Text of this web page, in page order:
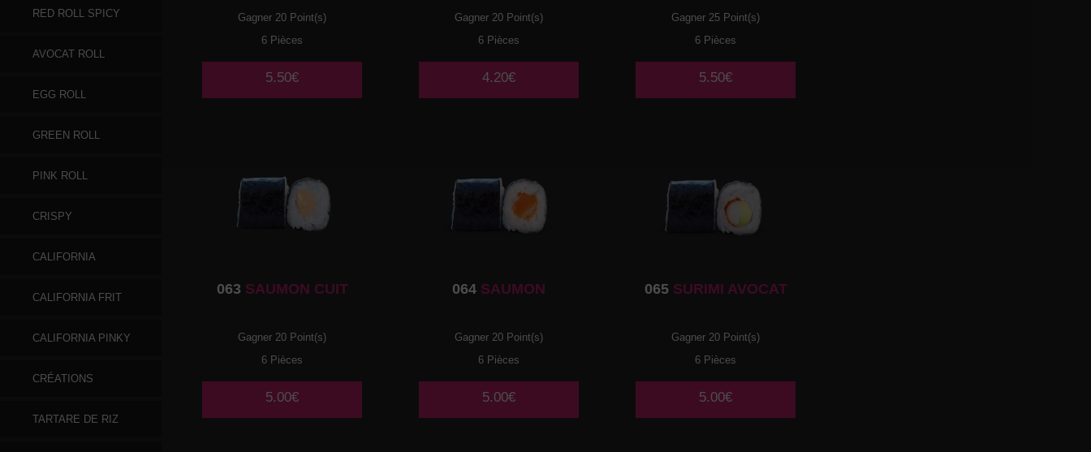
RED ROLL SPICY
AVOCAT ROLL
EGG ROLL
GREEN ROLL
PINK ROLL
CRISPY
CALIFORNIA
CALIFORNIA FRIT
CALIFORNIA PINKY
CRÉATIONS
TARTARE DE RIZ
Gagner 20 Point(s)
6 Pièces
5.50€
Gagner 20 Point(s)
6 Pièces
4.20€
Gagner 25 Point(s)
6 Pièces
5.50€
063 SAUMON CUIT
Gagner 20 Point(s)
6 Pièces
5.00€
064 SAUMON
Gagner 20 Point(s)
6 Pièces
5.00€
065SURIMI AVOCAT
Gagner 20 Point(s)
6 Pièces
5.00€